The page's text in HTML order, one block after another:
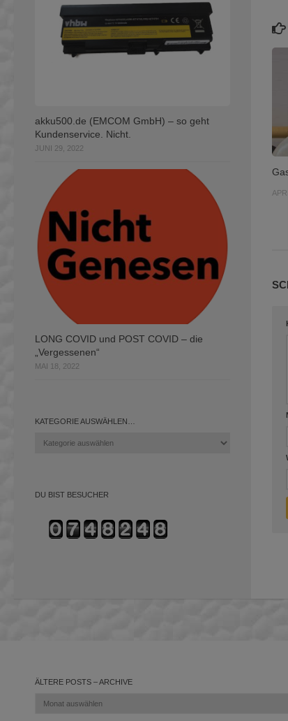
akku500.de (EMCOM GmbH) – so geht
Kundenservice. Nicht.
JUNI 29, 2022
LONG COVID und POST COVID – die
„Vergessenen“
MAI 18, 2022
KATEGORIE AUSWÄHLEN…
Kategorie
DU BIST BESUCHER
ÄLTERE POSTS – ARCHIVE
Ältere